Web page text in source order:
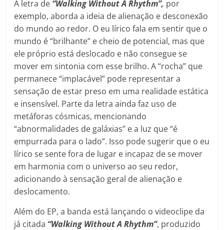
A letra de “Walking Without A Rhythm”, por
exemplo, aborda a ideia de alienação e desconexão
do mundo ao redor. O eu lírico fala em sentir que o
mundo é “brilhante” e cheio de potencial, mas que
ele próprio está deslocado e não consegue se
mover em sintonia com esse brilho. A “rocha” que
permanece “implacável” pode representar a
sensação de estar preso em uma realidade estática
e insensível. Parte da letra ainda faz uso de
metáforas cósmicas, mencionando
“abnormalidades de galáxias” e a luz que “é
empurrada para o lado”. Isso pode sugerir que o eu
lírico se sente fora de lugar e incapaz de se mover
em harmonia com o universo ao seu redor,
adicionando à sensação geral de alienação e
deslocamento.
Além do EP, a banda está lançando o videoclipe da
já citada “Walking Without A Rhythm”, produzido